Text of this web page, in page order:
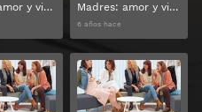
Madres: amor y vida Temporada 1 Capitulo 8 Madres: amor y vida Temporada 1 Capitulo 9
6 años hace
Ver